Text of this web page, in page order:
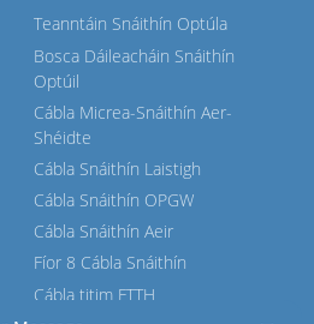
Teanntáin Snáithín Optúla
Bosca Dáileacháin Snáithín
Optúil
Cábla Micrea-Snáithín Aer-
Shéidte
Cábla Snáithín Laistigh
Cábla Snáithín OPGW
Cábla Snáithín Aeir
Fíor 8 Cábla Snáithín
Cábla titim FTTH